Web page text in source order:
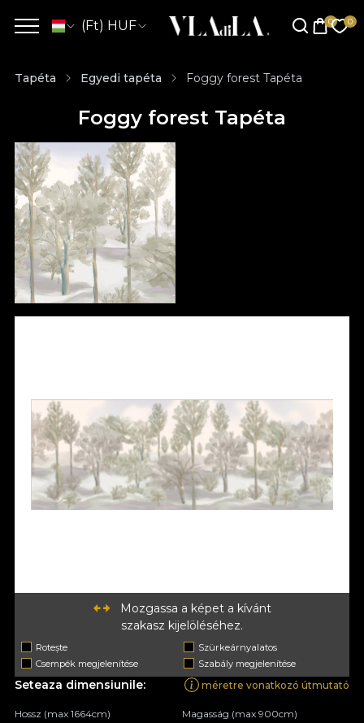
(Ft) HUF
Tapéta Egyedi tapéta Foggy forest Tapéta
Foggy forest Tapéta
Mozgassa a képet a kívánt
szakasz kijelöléséhez.
Rotește
Szürkeárnyalatos
Csempék megjelenítése
Szabály megjelenítése
Seteaza dimensiunile: méretre vonatkozó útmutató
Hossz (max 1664cm) Magasság (max 900cm)